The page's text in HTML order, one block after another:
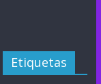
Etiquetas